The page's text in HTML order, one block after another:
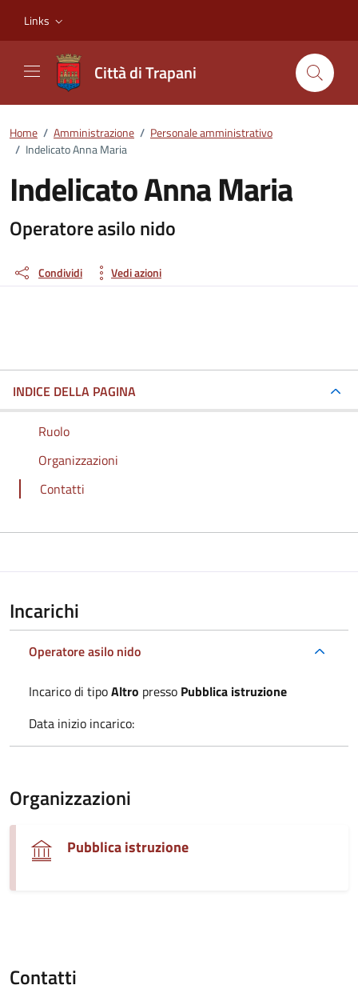
Links
Città di Trapani
Home / Amministrazione / Personale amministrativo
/ Indelicato Anna Maria
Indelicato Anna Maria
Dettagli della persona
Operatore asilo nido
Condividi Vedi azioni
INDICE DELLA PAGINA
Ruolo
Organizzazioni
Contatti
Incarichi
Operatore asilo nido
Incarico di tipoAltro presso Pubblica istruzione
Data inizio incarico:
Organizzazioni
Pubblica istruzione
Contatti